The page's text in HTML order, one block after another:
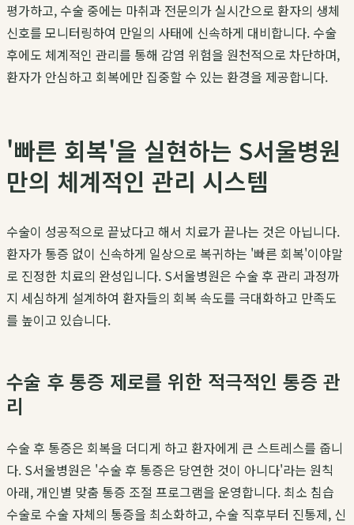
평가하고, 수술 중에는 마취과 전문의가 실시간으로 환자의 생체
신호를 모니터링하여 만일의 사태에 신속하게 대비합니다. 수술
후에도 체계적인 관리를 통해 감염 위험을 원천적으로 차단하며,
환자가 안심하고 회복에만 집중할 수 있는 환경을 제공합니다.
'빠른 회복'을 실현하는 S서울병원
만의 체계적인 관리 시스템
수술이 성공적으로 끝났다고 해서 치료가 끝나는 것은 아닙니다.
환자가 통증 없이 신속하게 일상으로 복귀하는 '빠른 회복'이야말
로 진정한 치료의 완성입니다. S서울병원은 수술 후 관리 과정까
지 세심하게 설계하여 환자들의 회복 속도를 극대화하고 만족도
를 높이고 있습니다.
수술 후 통증 제로를 위한 적극적인 통증 관
리
수술 후 통증은 회복을 더디게 하고 환자에게 큰 스트레스를 줍니
다. S서울병원은 '수술 후 통증은 당연한 것이 아니다'라는 원칙
아래, 개인별 맞춤 통증 조절 프로그램을 운영합니다. 최소 침습
수술로 수술 자체의 통증을 최소화하고, 수술 직후부터 진통제, 신